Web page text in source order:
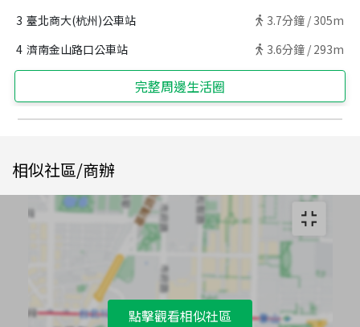
3 臺北商大(杭州)公車站 3.7分鐘 / 305m
4 濟南金山路口公車站 3.6分鐘 / 293m
完整周邊生活圈
相似社區/商辦
點擊觀看相似社區